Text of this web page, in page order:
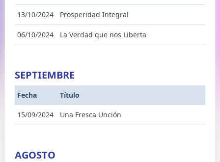
13/10/2024 Prosperidad Integral
06/10/2024 La Verdad que nos Liberta
SEPTIEMBRE
Fecha Título
15/09/2024 Una Fresca Unción
AGOSTO